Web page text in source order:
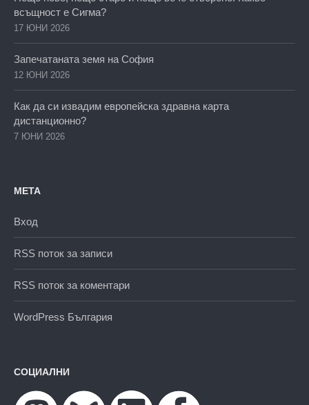
всъщност е Сигма?
17 ЮНИ 2026
Запечатаната земя на София
12 ЮНИ 2026
Как да си извадим европейска здравна карта
дистанционно?
7 ЮНИ 2026
МЕТА
Вход
RSS поток за записи
RSS поток за коментари
WordPress България
СОЦИАЛНИ